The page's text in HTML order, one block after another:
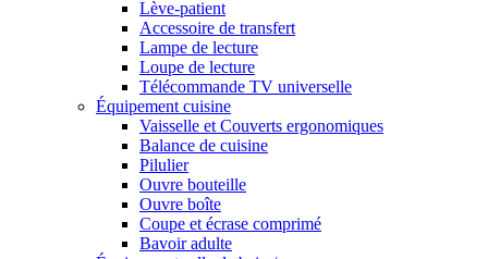
Lève-patient
Accessoire de transfert
Lampe de lecture
Loupe de lecture
Télécommande TV universelle
Équipement cuisine
Vaisselle et Couverts ergonomiques
Balance de cuisine
Pilulier
Ouvre bouteille
Ouvre boîte
Coupe et écrase comprimé
Bavoir adulte